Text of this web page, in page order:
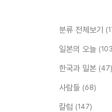
분류 전체보기
일본의 오늘
한국과 일본 (47)
사람들 (68)
칼럼 (147)